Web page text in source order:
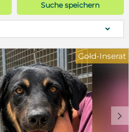
Suche speichern
d
Gold-Inserat